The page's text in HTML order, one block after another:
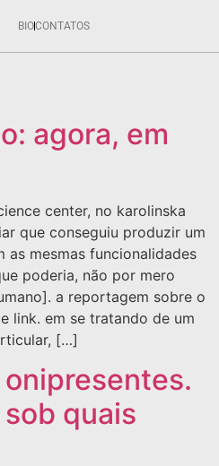
BIOCONTATOS
agora, em
center, no karolinska
que conseguiu produzir um
mesmas funcionalidades
poderia, não por mero
a reportagem sobre o
link. em se tratando de um
[…]
quais